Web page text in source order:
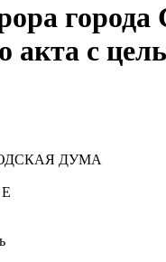
акта с
ДУМА